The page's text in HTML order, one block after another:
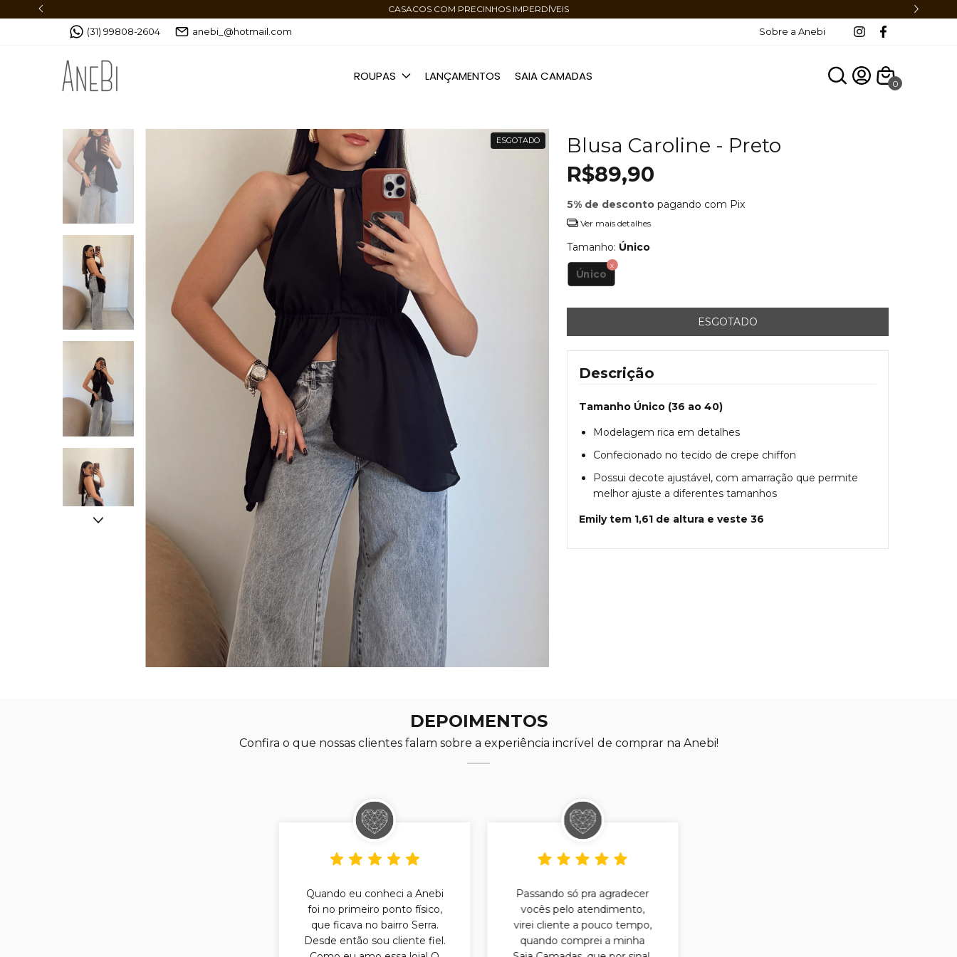
(31) 99808-2604 anebi_@hotmail.com Sobre a Anebi
ROUPAS LANÇAMENTOS SAIA CAMADAS
0
ESGOTADO Blusa Caroline - Preto
R$89,90
5% de desconto pagando com Pix
Ver mais detalhes
Tamanho: Único
Único
Descrição
Tamanho Único (36 ao 40)
Modelagem rica em detalhes
Confecionado no tecido de crepe chiffon
Possui decote ajustável, com amarração que permite
melhor ajuste a diferentes tamanhos
Emily tem 1,61 de altura e veste 36
DEPOIMENTOS
Confira o que nossas clientes falam sobre a experiência incrível de comprar na Anebi!
Quando eu conheci a Anebi
foi no primeiro ponto físico,
que ficava no bairro Serra.
Desde então sou cliente fiel.
Passando só pra agradecer
vocês pelo atendimento,
virei cliente a pouco tempo,
quando comprei a minha